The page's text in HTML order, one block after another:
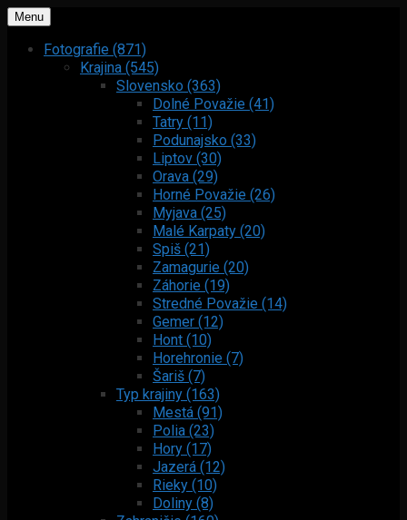
Menu
Fotografie (871)
Krajina (545)
Slovensko (363)
Dolné Považie (41)
Tatry (11)
Podunajsko (33)
Liptov (30)
Orava (29)
Horné Považie (26)
Myjava (25)
Malé Karpaty (20)
Spiš (21)
Zamagurie (20)
Záhorie (19)
Stredné Považie (14)
Gemer (12)
Hont (10)
Horehronie (7)
Šariš (7)
Typ krajiny (163)
Mestá (91)
Polia (23)
Hory (17)
Jazerá (12)
Rieky (10)
Doliny (8)